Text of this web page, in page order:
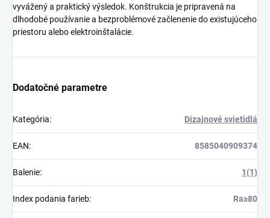
vyvážený a praktický výsledok. Konštrukcia je pripravená na
dlhodobé používanie a bezproblémové začlenenie do existujúceho
priestoru alebo elektroinštalácie.
Dodatočné parametre
Kategória: Dizajnové svietidlá
EAN: 8585040909374
Balenie: 1(1)
Index podania farieb: Ra≥80